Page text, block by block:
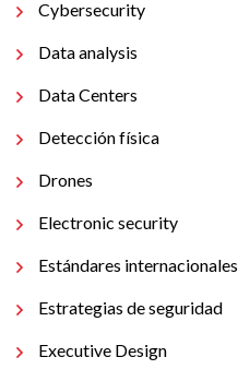
Cybersecurity
Data analysis
Data Centers
Detección física
Drones
Electronic security
Estándares internacionales
Estrategias de seguridad
Executive Design